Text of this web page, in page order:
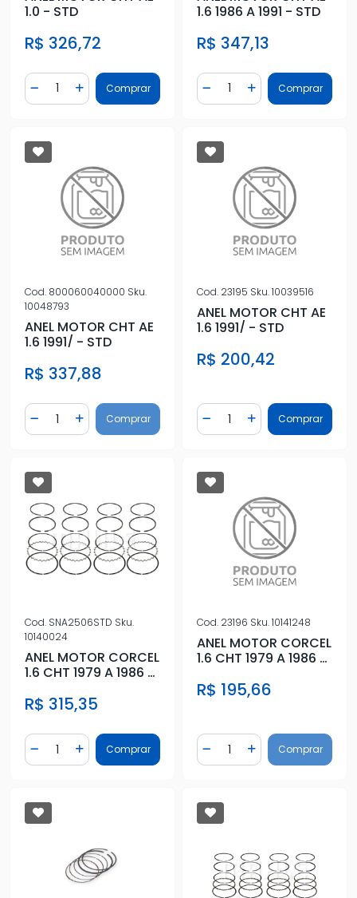
1.0 - STD
R$ 326,72
Diminuir Quantidade
Quantidade
Adicionar Quantidade
Comprar
1.6 1986 A 1991 - STD
R$ 347,13
Diminuir Quantidade
Quantidade
AdicionarComprar
Cod. 800060040000 Sku.
10048793
ANEL MOTOR CHT AE
1.6 1991/ - STD
R$ 337,88
Diminuir Quantidade
Quantidade
Adicionar Quantidade
Comprar
Cod. 23195 Sku.10039516
ANEL MOTOR CHT AE
1.6 1991/ - STD
R$ 200,42
Diminuir Quantidade
Quantidade
AdicionarComprar
Cod. SNA2506STD Sku.
10140024
ANEL MOTOR CORCEL
1.6 CHT 1979 A 1986 -
R$ 315,35
Diminuir Quantidade
Quantidade
Adicionar Quantidade
Comprar
Cod. 23196 Sku.10141248
ANEL MOTOR CORCEL
1.6 CHT 1979 A 1986 -
R$ 195,66
Diminuir Quantidade
Quantidade
AdicionarComprar